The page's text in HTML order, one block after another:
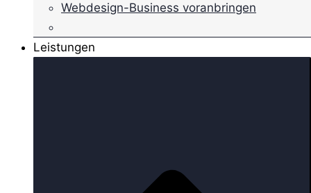
Webdesign-Business voranbringen
Leistungen